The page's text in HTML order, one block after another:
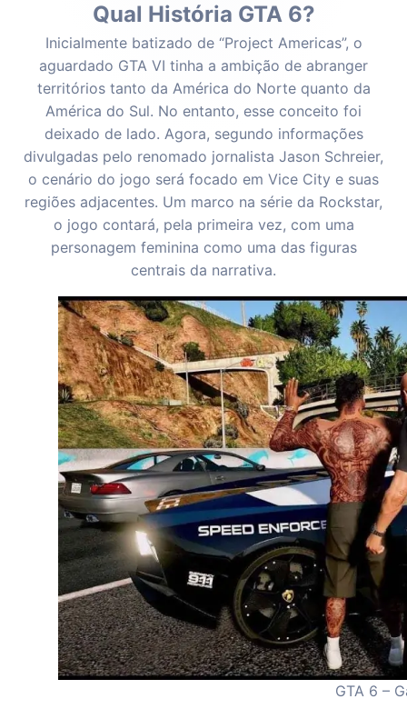
Qual História GTA 6?
Inicialmente batizado de “Project Americas”, o
aguardado GTA VI tinha a ambição de abranger
territórios tanto da América do Norte quanto da
América do Sul. No entanto, esse conceito foi
deixado de lado. Agora, segundo informações
divulgadas pelo renomado jornalista Jason Schreier,
o cenário do jogo será focado em Vice City e suas
regiões adjacentes. Um marco na série da Rockstar,
o jogo contará, pela primeira vez, com uma
personagem feminina como uma das figuras
centrais da narrativa.
GTA 6 –